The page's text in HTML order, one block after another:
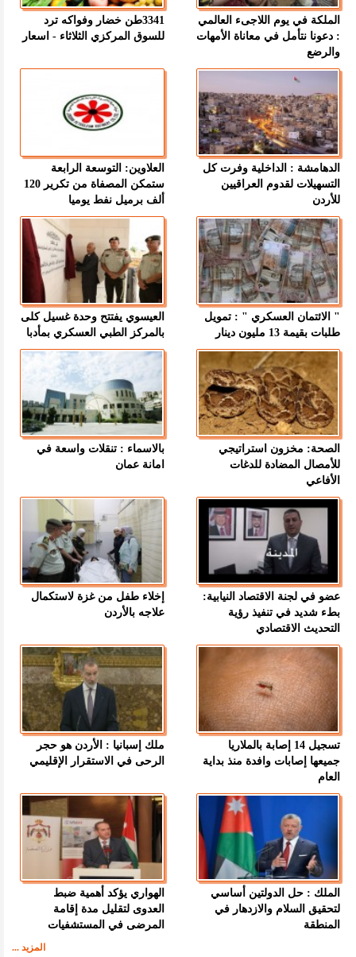
الملكة في يوم اللاجىء العالمي
: دعونا نتأمل في معاناة الأمهات
والرضع
3341طن خضار وفواكه ترد
للسوق المركزي الثلاثاء - اسعار
الدهامشة : الداخلية وفرت كل
التسهيلات لقدوم العراقيين
للأردن
العلاوين: التوسعة الرابعة
ستمكن المصفاة من تكرير 120
ألف برميل نفط يوميا
" الائتمان العسكري " : تمويل
طلبات بقيمة 13 مليون دينار
العيسوي يفتتح وحدة غسيل كلى
بالمركز الطبي العسكري بمأدبا
الصحة: مخزون استراتيجي
للأمصال المضادة للدغات
الأفاعي
بالاسماء : تنقلات واسعة في
امانة عمان
عضو في لجنة الاقتصاد النيابية:
بطء شديد في تنفيذ رؤية
التحديث الاقتصادي
إخلاء طفل من غزة لاستكمال
علاجه بالأردن
تسجيل 14 إصابة بالملاريا
جميعها إصابات وافدة منذ بداية
العام
ملك إسبانيا : الأردن هو حجر
الرحى في الاستقرار الإقليمي
الملك : حل الدولتين أساسي
لتحقيق السلام والازدهار في
المنطقة
الهواري يؤكد أهمية ضبط
العدوى لتقليل مدة إقامة
المرضى في المستشفيات
المزيد ...